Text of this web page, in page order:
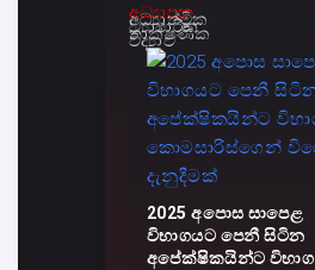
අධ්‍යාපන
අධ්‍යාත්මික
ව්‍යාපාරික
තාක්ෂණික
විද්‍යාව
2025 අපොස සාපෙළ
විභාගයට පෙනී සිටින
අපේක්ෂිකයින්ට විභාග